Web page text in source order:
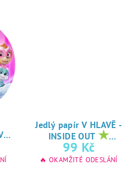
Jedlý papír V HLAVĚ -
INSIDE OUT ★
oblíbený tisk na
jedlý papír
99 Kč
🔥 OKAMŽITÉ ODESLÁNÍ